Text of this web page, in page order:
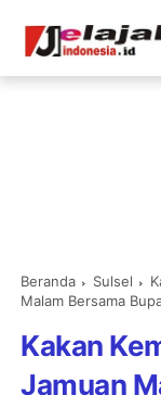
Beranda Sulsel
Malam Bersama
Kakan
Jamuan